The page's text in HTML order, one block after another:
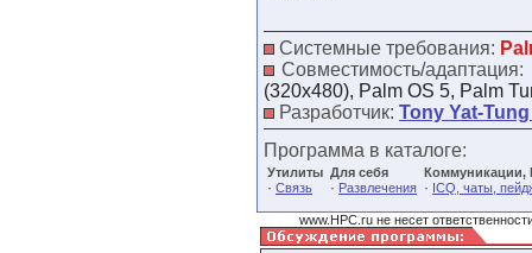
Системные требования:
Совместимость/адаптация:
(320x480), Palm OS 5, Palm
Разработчик: Tony Yat-
Программа в каталоге:
Утилиты
· Связь
Для себя
· Развлечения
Коммуникации,
· ICQ, чаты,
www.HPC.ru не несет